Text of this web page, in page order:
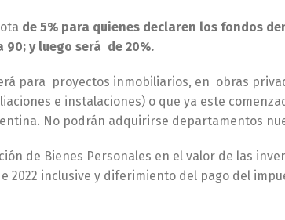
de 5% para quienes declaren los fondos
y luego será de 20%.
para proyectos inmobiliarios, en obras
e instalaciones) o que ya este
No podrán adquirirse departamentos
de Bienes Personales en el valor de las
2022 inclusive y diferimiento del pago del